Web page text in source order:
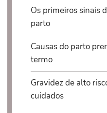
Os primeiros sinais
parto
Causas do parto
termo
Gravidez de alto
cuidados